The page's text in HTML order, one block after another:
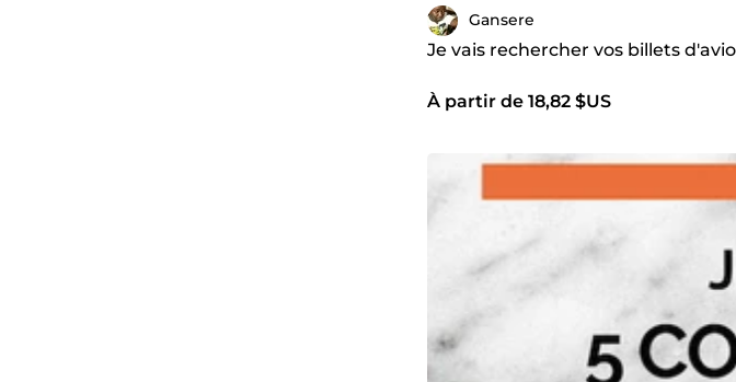
Gansere
Je vais rechercher vos billets
À partir de 18,82 $US